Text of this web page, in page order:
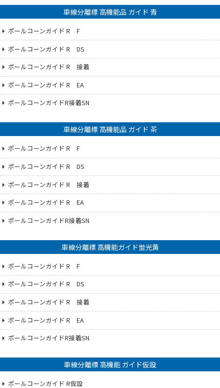
車線分離標 高機能品 ガイド 青
ポールコーンガイド R F
ポールコーンガイド R DS
ポールコーンガイド R 接着
ポールコーンガイド R EA
ポールコーンガイドR接着SN
車線分離標 高機能品 ガイド 茶
ポールコーンガイド R F
ポールコーンガイド R DS
ポールコーンガイド R 接着
ポールコーンガイド R EA
ポールコーンガイドR接着SN
車線分離標 高機能ガイド蛍光黄
ポールコーンガイド R F
ポールコーンガイド R DS
ポールコーンガイド R 接着
ポールコーンガイド R EA
ポールコーンガイドR接着SN
車線分離標 高機能 ガイド仮設
ポールコーンガイド R仮設